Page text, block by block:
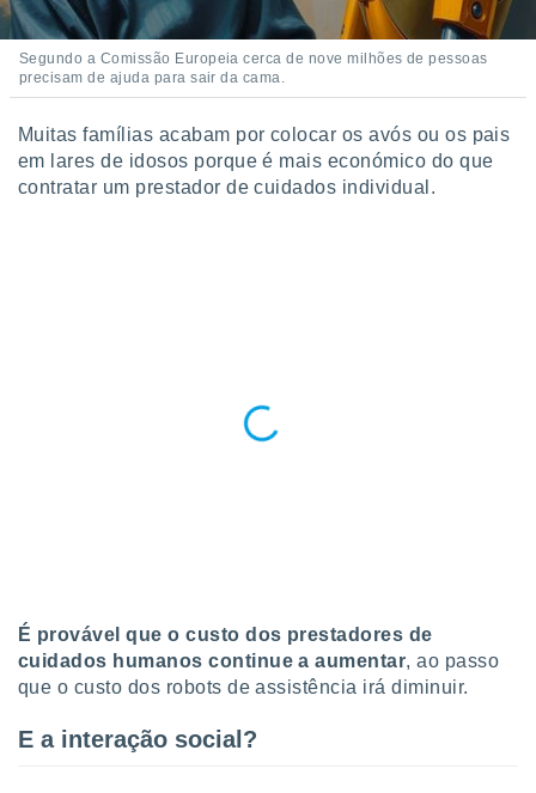
Segundo a Comissão Europeia cerca de nove milhões de pessoas
precisam de ajuda para sair da cama.
Muitas famílias acabam por colocar os avós ou os pais
em lares de idosos porque é mais económico do que
contratar um prestador de cuidados individual.
É provável que o custo dos prestadores de
cuidados humanos continue a aumentar, ao passo
que o custo dos robots de assistência irá diminuir.
E a interação social?